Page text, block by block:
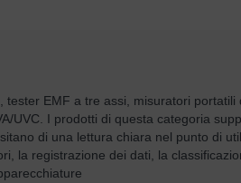
, tester EMF a tre assi, misuratori
UVC. I prodotti di questa categoria
di una lettura chiara nel punto di
la registrazione dei dati, la